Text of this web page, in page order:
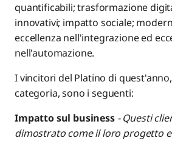
quantificabili; trasformazione
innovativi; impatto sociale;
eccellenza nell'integrazione ed
nell'automazione.
I vincitori del Platino di
categoria, sono i seguenti:
Impatto sul business - Questi
dimostrato come il loro progetto